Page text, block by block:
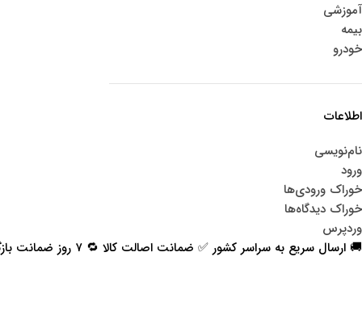
آموزشی
بیمه
خودرو
اطلاعات
نام‌نویسی
ورود
خوراک ورودی‌ها
خوراک دیدگاه‌ها
وردپرس
🚚 ارسال سریع به سراسر کشور ✅ ضمانت اصالت کالا 🔁 ۷ روز ضمانت بازگشت 📞 پشتیبانی واقعی